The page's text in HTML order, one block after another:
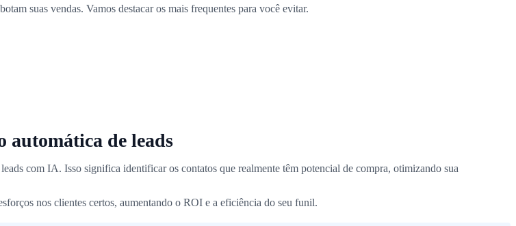
suas vendas. Vamos destacar os mais frequentes para você evitar.
automática de leads
com IA. Isso significa identificar os contatos que realmente têm potencial de compra, otimizando sua
nos clientes certos, aumentando o ROI e a eficiência do seu funil.